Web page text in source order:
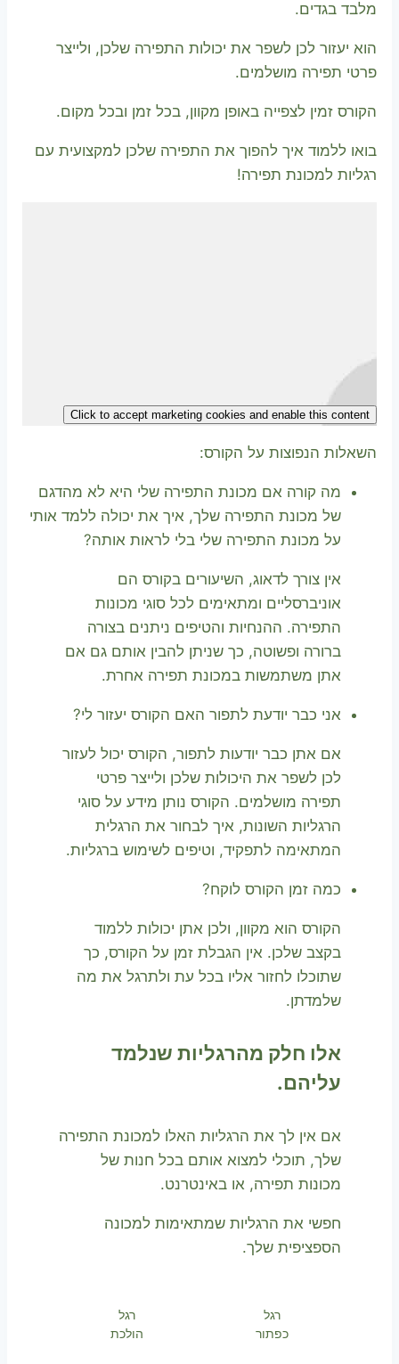
מלבד בגדים.
הוא יעזור לכן לשפר את יכולות התפירה שלכן, ולייצר
פרטי תפירה מושלמים.
הקורס זמין לצפייה באופן מקוון, בכל זמן ובכל מקום.
בואו ללמוד איך להפוך את התפירה שלכן למקצועית עם
רגליות למכונת תפירה!
Click to accept marketing cookies and enable this content
השאלות הנפוצות על הקורס:
מה קורה אם מכונת התפירה שלי היא לא מהדגם
של מכונת התפירה שלך, איך את יכולה ללמד אותי
על מכונת התפירה שלי בלי לראות אותה?
אין צורך לדאוג, השיעורים בקורס הם
אוניברסליים ומתאימים לכל סוגי מכונות
התפירה. ההנחיות והטיפים ניתנים בצורה
ברורה ופשוטה, כך שניתן להבין אותם גם אם
אתן משתמשות במכונת תפירה אחרת.
אני כבר יודעת לתפור האם הקורס יעזור לי?
אם אתן כבר יודעות לתפור, הקורס יכול לעזור
לכן לשפר את היכולות שלכן ולייצר פרטי
תפירה מושלמים. הקורס נותן מידע על סוגי
הרגליות השונות, איך לבחור את הרגלית
המתאימה לתפקיד, וטיפים לשימוש ברגליות.
כמה זמן הקורס לוקח?
הקורס הוא מקוון, ולכן אתן יכולות ללמוד
בקצב שלכן. אין הגבלת זמן על הקורס, כך
שתוכלו לחזור אליו בכל עת ולתרגל את מה
שלמדתן.
אלו חלק מהרגליות שנלמד
עליהם.
אם אין לך את הרגליות האלו למכונת התפירה
שלך, תוכלי למצוא אותם בכל חנות של
מכונות תפירה, או באינטרנט.
חפשי את הרגליות שמתאימות למכונה
הספציפית שלך.
רגל
כפתור
רגל
הולכת